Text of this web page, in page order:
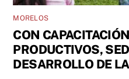
MORELOS
CON
PRODUCTIVOS,
DESARROLLO DE